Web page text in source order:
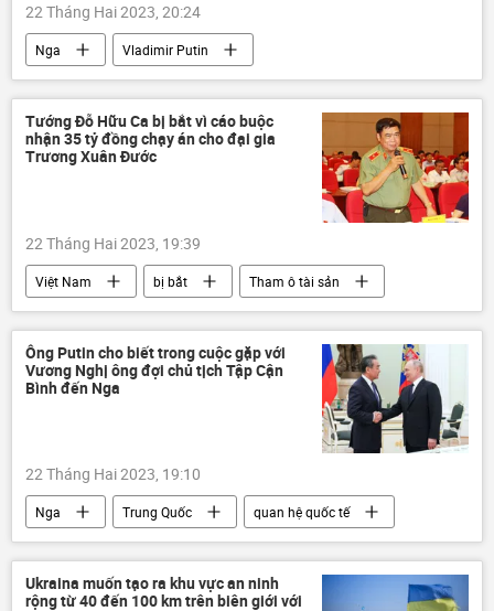
22 Tháng Hai 2023, 20:24
Nga
Vladimir Putin
Sân vận động Luzhniki
Tướng Đỗ Hữu Ca bị bắt vì cáo buộc
nhận 35 tỷ đồng chạy án cho đại gia
Trương Xuân Đước
22 Tháng Hai 2023, 19:39
Việt Nam bị bắt
Tham ô tài sản
Pháp luật
điều tra trốn thuế
Ông Putin cho biết trong cuộc gặp với
Vương Nghị ông đợi chủ tịch Tập Cận
Bình đến Nga
22 Tháng Hai 2023, 19:10
Nga Trung Quốc
quan hệ quốc tế
Vladimir Putin
Vương Nghị
hợp tác
Chính trị
Ukraina muốn tạo ra khu vực an ninh
rộng từ 40 đến 100 km trên biên giới với